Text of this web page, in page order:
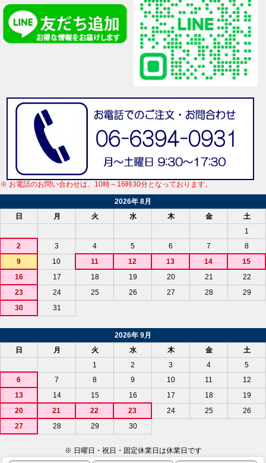
※ お電話のお問い合わせは、10時～16時30分となっております。
2026年 8月
日
月 火 水 木 金
土
1
2
3 4 5 6 7
8
9
10 11 12 13 14
15
16
17 18 19 20 21
22
23
24 25 26 27 28
29
30
31
2026年 9月
日
月 火 水 木 金
土
1
2 3 4
5
6
7 8 9 10 11
12
13
14 15 16 17 18
19
20
21 22 23 24 25
26
27
28 29 30
※ 日曜日・祝日・固定休業日は休業日です